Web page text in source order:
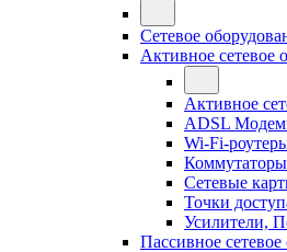
Сетевое
Активное сетевое
Активное
ADSL
Wi-Fi-
Сетевые
Точки
Усилители,
Пассивное